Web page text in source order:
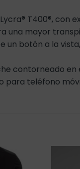
T400®, con
una mayor
un botón a la
contorneado en
para teléfono